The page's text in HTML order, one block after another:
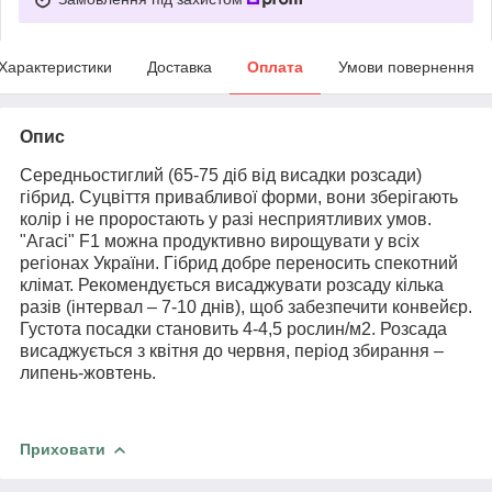
Доставка Оплата Умови повернення
Опис
Середньостиглий (65-75 діб від висадки розсади)
гібрид. Суцвіття привабливої форми, вони зберігають
колір і не проростають у разі несприятливих умов.
"Агасі" F1 можна продуктивно вирощувати у всіх
регіонах України. Гібрид добре переносить спекотний
клімат. Рекомендується висаджувати розсаду кілька
разів (інтервал – 7-10 днів), щоб забезпечити конвейєр.
Густота посадки становить 4-4,5 рослин/м2. Розсада
висаджується з квітня до червня, період збирання –
липень-жовтень.
Приховати